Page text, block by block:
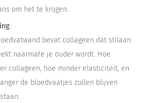
om het te krijgen.
:
bevat collageen dat stilaan
naarmate je ouder wordt. Hoe
collageen, hoe minder elasticiteit, en
de bloedvaatjes zullen blijven